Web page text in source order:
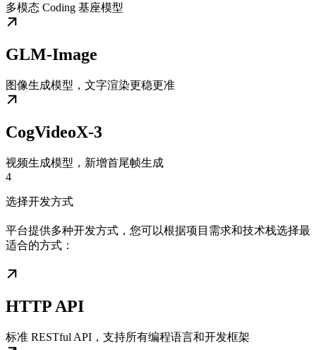
多模态 Coding 基座模型
GLM-Image
图像生成模型，文字渲染更稳更准
CogVideoX-3
视频生成模型，新增首尾帧生成
4
选择开发方式
平台提供多种开发方式，您可以根据项目需求和技术栈选择最
适合的方式：
HTTP API
标准 RESTful API，支持所有编程语言和开发框架